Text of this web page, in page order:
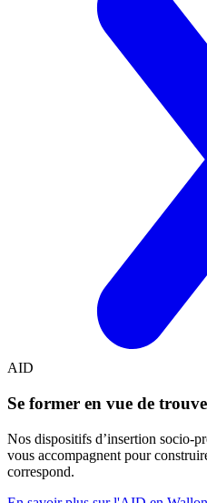
AID
Se former en vue de
Nos dispositifs d’insertion socio-
vous accompagnent pour
correspond.